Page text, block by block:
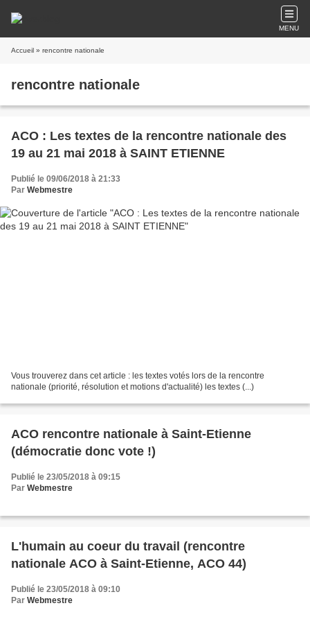
MENU
Accueil » rencontre nationale
rencontre nationale
ACO : Les textes de la rencontre nationale des
19 au 21 mai 2018 à SAINT ETIENNE
Publié le 09/06/2018 à 21:33
Par Webmestre
Vous trouverez dans cet article : les textes votés lors de la rencontre
nationale (priorité, résolution et motions d'actualité) les textes (...)
ACO rencontre nationale à Saint-Etienne
(démocratie donc vote !)
Publié le 23/05/2018 à 09:15
Par Webmestre
L'humain au coeur du travail (rencontre
nationale ACO à Saint-Etienne, ACO 44)
Publié le 23/05/2018 à 09:10
Par Webmestre